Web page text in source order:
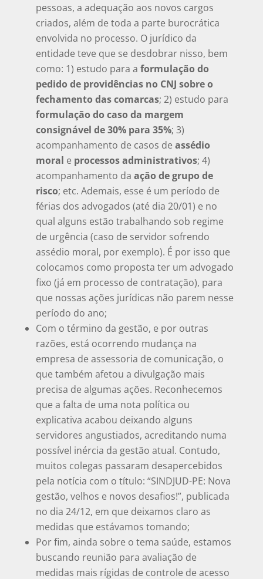
pessoas, a adequação aos novos cargos
criados, além de toda a parte burocrática
envolvida no processo. O jurídico da
entidade teve que se desdobrar nisso, bem
como: 1) estudo para a formulação do
pedido de providências no CNJ sobre o
fechamento das comarcas; 2) estudo para
formulação do caso da margem
consignável de 30% para 35%; 3)
acompanhamento de casos de assédio
moral e processos administrativos; 4)
acompanhamento da ação de grupo de
risco; etc. Ademais, esse é um período de
férias dos advogados (até dia 20/01) e no
qual alguns estão trabalhando sob regime
de urgência (caso de servidor sofrendo
assédio moral, por exemplo). É por isso que
colocamos como proposta ter um advogado
fixo (já em processo de contratação), para
que nossas ações jurídicas não parem nesse
período do ano;
Com o término da gestão, e por outras
razões, está ocorrendo mudança na
empresa de assessoria de comunicação, o
que também afetou a divulgação mais
precisa de algumas ações. Reconhecemos
que a falta de uma nota política ou
explicativa acabou deixando alguns
servidores angustiados, acreditando numa
possível inércia da gestão atual. Contudo,
muitos colegas passaram desapercebidos
pela notícia com o título: “SINDJUD-PE: Nova
gestão, velhos e novos desafios!”, publicada
no dia 24/12, em que deixamos claro as
medidas que estávamos tomando;
Por fim, ainda sobre o tema saúde, estamos
buscando reunião para avaliação de
medidas mais rígidas de controle de acesso